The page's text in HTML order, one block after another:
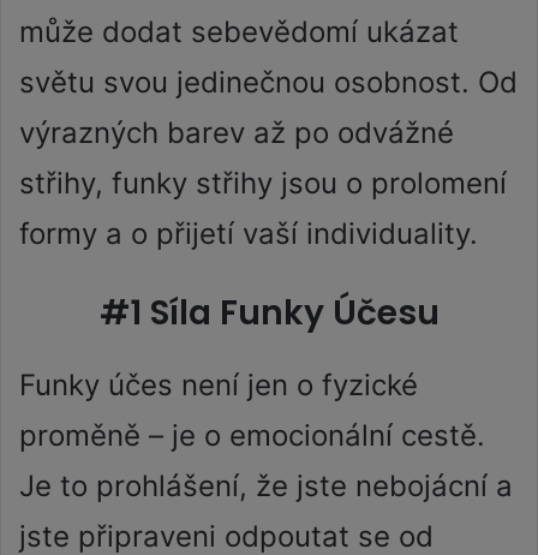
může dodat sebevědomí ukázat
světu svou jedinečnou osobnost. Od
výrazných barev až po odvážné
střihy, funky střihy jsou o prolomení
formy a o přijetí vaší individuality.
#1 Síla Funky Účesu
Funky účes není jen o fyzické
proměně – je o emocionální cestě.
Je to prohlášení, že jste nebojácní a
jste připraveni odpoutat se od